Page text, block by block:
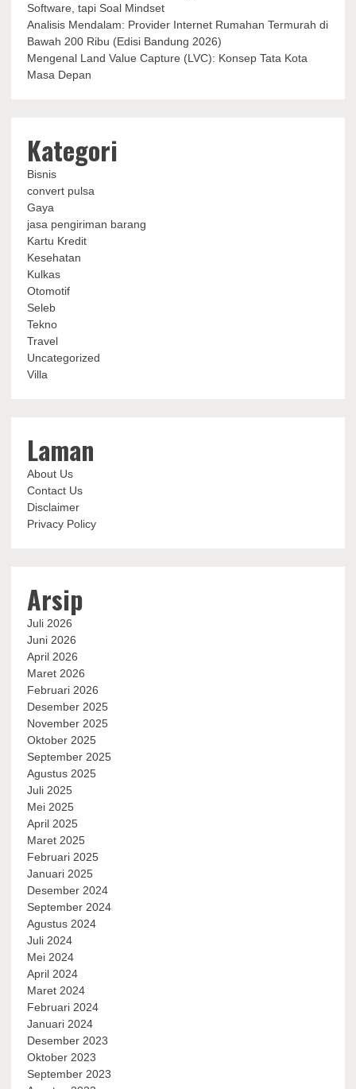
Software, tapi Soal Mindset
Analisis Mendalam: Provider Internet Rumahan Termurah di
Bawah 200 Ribu (Edisi Bandung 2026)
Mengenal Land Value Capture (LVC): Konsep Tata Kota
Masa Depan
Kategori
Bisnis
convert pulsa
Gaya
jasa pengiriman barang
Kartu Kredit
Kesehatan
Kulkas
Otomotif
Seleb
Tekno
Travel
Uncategorized
Villa
Laman
About Us
Contact Us
Disclaimer
Privacy Policy
Arsip
Juli 2026
Juni 2026
April 2026
Maret 2026
Februari 2026
Desember 2025
November 2025
Oktober 2025
September 2025
Agustus 2025
Juli 2025
Mei 2025
April 2025
Maret 2025
Februari 2025
Januari 2025
Desember 2024
September 2024
Agustus 2024
Juli 2024
Mei 2024
April 2024
Maret 2024
Februari 2024
Januari 2024
Desember 2023
Oktober 2023
September 2023